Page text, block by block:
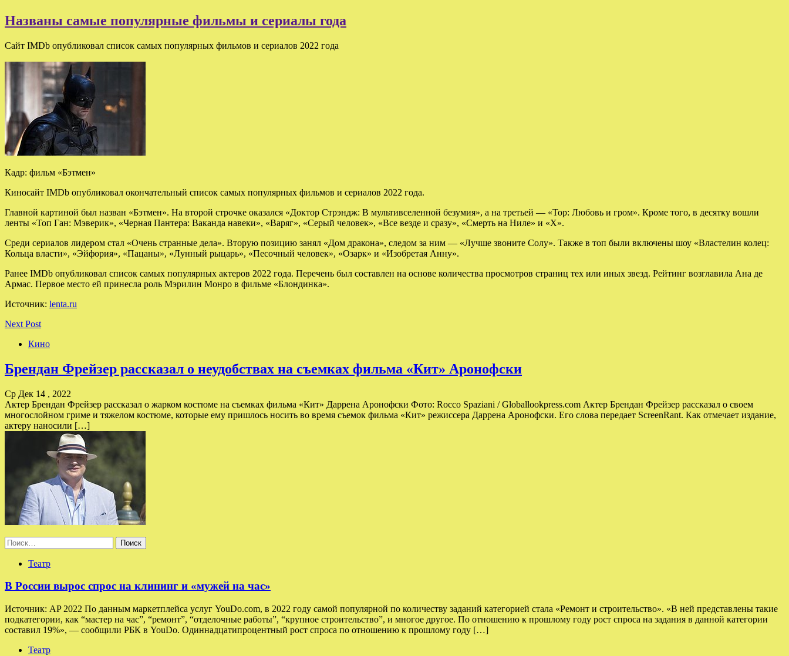
Названы самые популярные фильмы и сериалы года
Сайт IMDb опубликовал список самых популярных фильмов и сериалов 2022 года
Кадр: фильм «Бэтмен»
Киносайт IMDb опубликовал окончательный список самых популярных фильмов и сериалов 2022 года.
Главной картиной был назван «Бэтмен». На второй строчке оказался «Доктор Стрэндж: В мультивселенной безумия», а на третьей — «Тор: Любовь и гром». Кроме того, в десятку вошли
ленты «Топ Ган: Мэверик», «Черная Пантера: Ваканда навеки», «Варяг», «Серый человек», «Все везде и сразу», «Смерть на Ниле» и «X».
Среди сериалов лидером стал «Очень странные дела». Вторую позицию занял «Дом дракона», следом за ним — «Лучше звоните Солу». Также в топ были включены шоу «Властелин колец:
Кольца власти», «Эйфория», «Пацаны», «Лунный рыцарь», «Песочный человек», «Озарк» и «Изобретая Анну».
Ранее IMDb опубликовал список самых популярных актеров 2022 года. Перечень был составлен на основе количества просмотров страниц тех или иных звезд. Рейтинг возглавила Ана де
Армас. Первое место ей принесла роль Мэрилин Монро в фильме «Блондинка».
Источник: lenta.ru
Next Post
Кино
Брендан Фрейзер рассказал о неудобствах на съемках фильма «Кит» Аронофски
Ср Дек 14 , 2022
Актер Брендан Фрейзер рассказал о жарком костюме на съемках фильма «Кит» Даррена Аронофски Фото: Rocco Spaziani / Globallookpress.com Актер Брендан Фрейзер рассказал о своем
многослойном гриме и тяжелом костюме, которые ему пришлось носить во время съемок фильма «Кит» режиссера Даррена Аронофски. Его слова передает ScreenRant. Как отмечает издание,
актеру наносили […]
Найти:
Театр
В России вырос спрос на клининг и «мужей на час»
Источник: AP 2022 По данным маркетплейса услуг YouDo.com, в 2022 году самой популярной по количеству заданий категорией стала «Ремонт и строительство». «В ней представлены такие
подкатегории, как “мастер на час”, “ремонт”, “отделочные работы”, “крупное строительство”, и многое другое. По отношению к прошлому году рост спроса на задания в данной категории
составил 19%», — сообщили РБК в YouDo. Одиннадцатипроцентный рост спроса по отношению к прошлому году […]
Театр